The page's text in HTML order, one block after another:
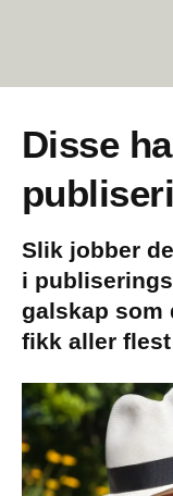
Disse
Slik jobber
i
galskap som
fikk aller